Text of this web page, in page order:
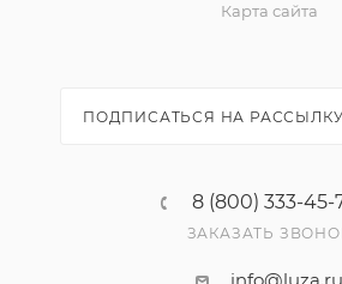
Карта сайта
ПОДПИСАТЬСЯ НА РАССЫЛКУ
8 (800) 333-45-
ЗАКАЗАТЬ